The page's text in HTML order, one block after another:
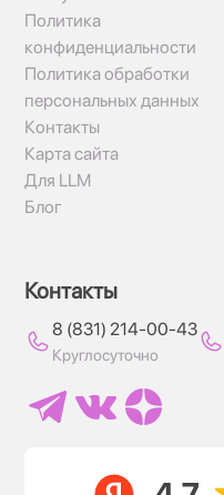
Политика
конфиденциальности
Политика обработки
персональных данных
Контакты
Карта сайта
Для LLM
Блог
Контакты
8 (831) 214-00-43
Круглосуточно